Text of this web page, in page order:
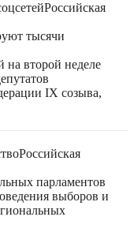
Российская
тысячи
на второй неделе
IX созыва,
Российская
парламентов
выборов и